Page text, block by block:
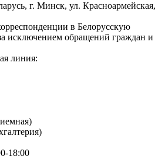
г. Минск, ул. Красноармейская,
в Белорусскую
исключением обращений граждан и
линия:
18:00